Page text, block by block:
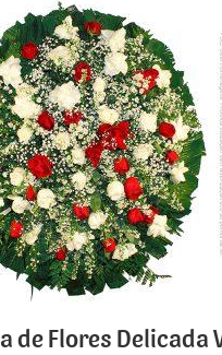
de Flores Delicada